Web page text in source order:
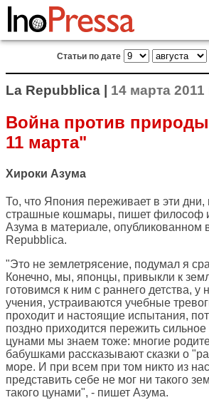
Статьи по дате
La Repubblica | 14 марта 2011
Война против
11 марта"
Хироки Азума
То, что Япония переживает в эти
страшные кошмары, пишет философ
Азума в материале, опубликованном
Repubblica.
"Это не землетрясение, подумал я
Конечно, мы, японцы, привыкли к
готовимся к ним с раннего детства, у
учения, устраиваются учебные
проходит и настоящие испытания,
поздно приходится пережить
цунами мы знаем тоже: многие
бабушками рассказывают сказки о
море. И при всем при том никто из
представить себе не мог ни такого
такого цунами", - пишет Азума.